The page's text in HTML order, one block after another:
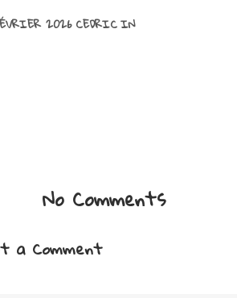
2026CEDRICIN
No Comments
a Comment